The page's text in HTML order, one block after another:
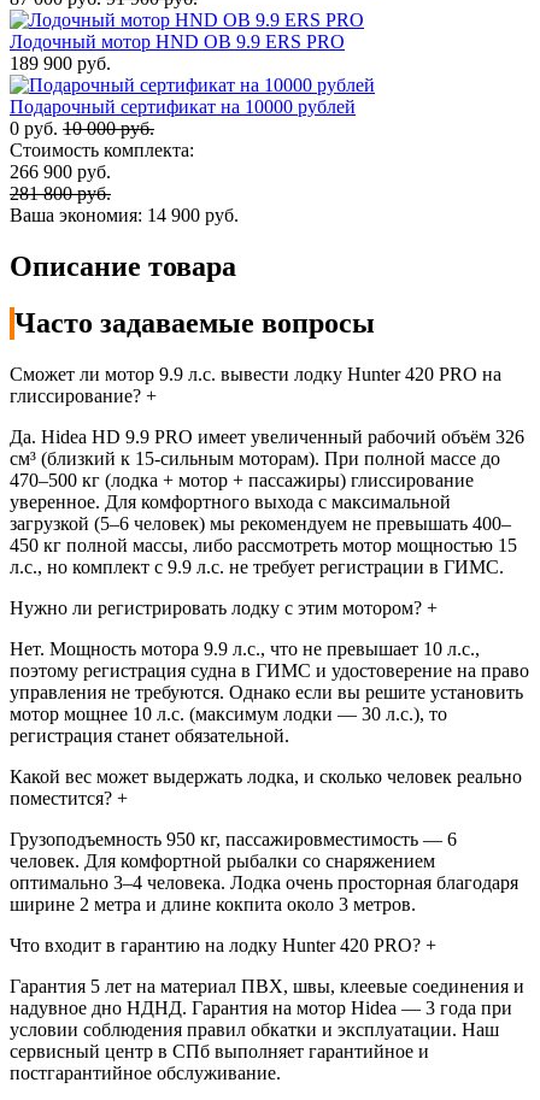
Лодочный мотор HND OB 9.9 ERS PRO
189 900 руб.
Подарочный сертификат на 10000 рублей
0 руб. 10 000 руб.
Стоимость комплекта:
266 900 руб.
281 800 руб.
Ваша экономия: 14 900 руб.
Описание товара
Часто задаваемые вопросы
Сможет ли мотор 9.9 л.с. вывести лодку Hunter 420 PRO на
глиссирование? +
Да. Hidea HD 9.9 PRO имеет увеличенный рабочий объём 326
см³ (близкий к 15-сильным моторам). При полной массе до
470–500 кг (лодка + мотор + пассажиры) глиссирование
уверенное. Для комфортного выхода с максимальной
загрузкой (5–6 человек) мы рекомендуем не превышать 400–
450 кг полной массы, либо рассмотреть мотор мощностью 15
л.с., но комплект с 9.9 л.с. не требует регистрации в ГИМС.
Нужно ли регистрировать лодку с этим мотором? +
Нет. Мощность мотора 9.9 л.с., что не превышает 10 л.с.,
поэтому регистрация судна в ГИМС и удостоверение на право
управления не требуются. Однако если вы решите установить
мотор мощнее 10 л.с. (максимум лодки — 30 л.с.), то
регистрация станет обязательной.
Какой вес может выдержать лодка, и сколько человек реально
поместится? +
Грузоподъемность 950 кг, пассажировместимость — 6
человек. Для комфортной рыбалки со снаряжением
оптимально 3–4 человека. Лодка очень просторная благодаря
ширине 2 метра и длине кокпита около 3 метров.
Что входит в гарантию на лодку Hunter 420 PRO? +
Гарантия 5 лет на материал ПВХ, швы, клеевые соединения и
надувное дно НДНД. Гарантия на мотор Hidea — 3 года при
условии соблюдения правил обкатки и эксплуатации. Наш
сервисный центр в СПб выполняет гарантийное и
постгарантийное обслуживание.